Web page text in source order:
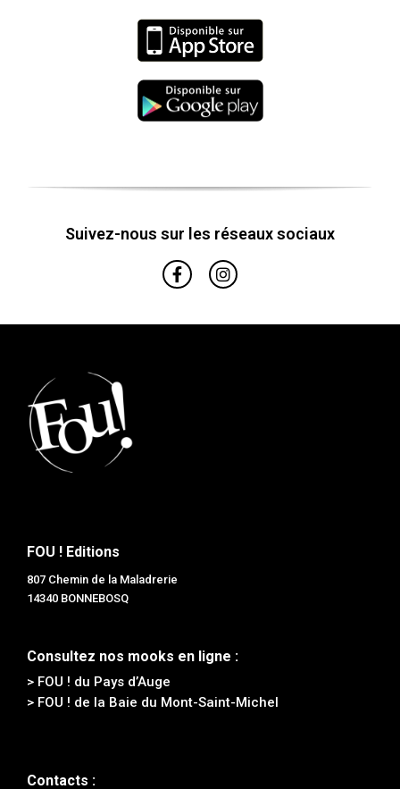
Suivez-nous sur les réseaux sociaux
FOU ! Editions
807 Chemin de la Maladrerie
14340 BONNEBOSQ
Consultez nos mooks en ligne :
> FOU ! du Pays d’Auge
> FOU ! de la Baie du Mont-Saint-Michel
Contacts :